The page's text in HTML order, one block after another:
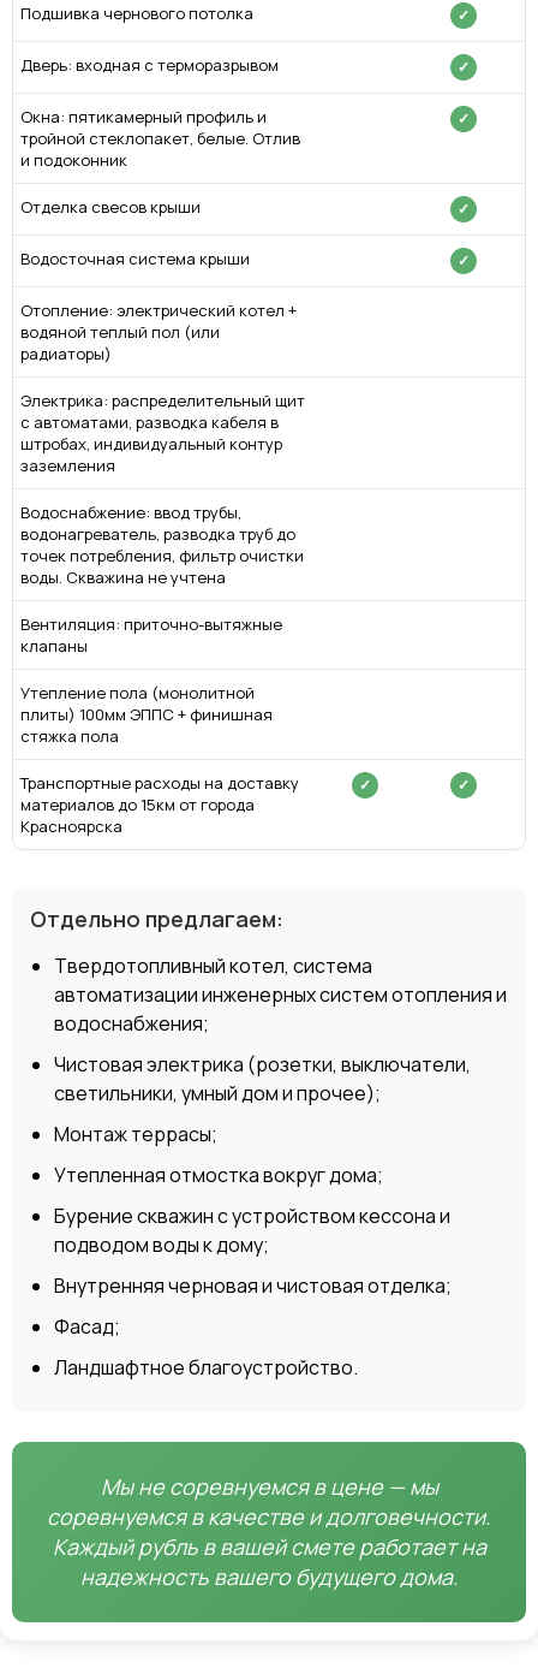
Подшивка чернового потолка ✓
Дверь: входная с терморазрывом ✓
Окна: пятикамерный профиль и
тройной стеклопакет, белые. Отлив
и подоконник
✓
Отделка свесов крыши ✓
Водосточная система крыши ✓
Отопление: электрический котел +
водяной теплый пол (или
радиаторы)
Электрика: распределительный щит
с автоматами, разводка кабеля в
штробах, индивидуальный контур
заземления
Водоснабжение: ввод трубы,
водонагреватель, разводка труб до
точек потребления, фильтр очистки
воды. Скважина не учтена
Вентиляция: приточно-вытяжные
клапаны
Утепление пола (монолитной
плиты) 100мм ЭППС + финишная
стяжка пола
Транспортные расходы на доставку
материалов до 15км от города
Красноярска
✓ ✓
Отдельно предлагаем:
Твердотопливный котел, система
автоматизации инженерных систем отопления и
водоснабжения;
Чистовая электрика (розетки, выключатели,
светильники, умный дом и прочее);
Монтаж террасы;
Утепленная отмостка вокруг дома;
Бурение скважин с устройством кессона и
подводом воды к дому;
Внутренняя черновая и чистовая отделка;
Фасад;
Ландшафтное благоустройство.
Мы не соревнуемся в цене — мы
соревнуемся в качестве и долговечности.
Каждый рубль в вашей смете работает на
надежность вашего будущего дома.